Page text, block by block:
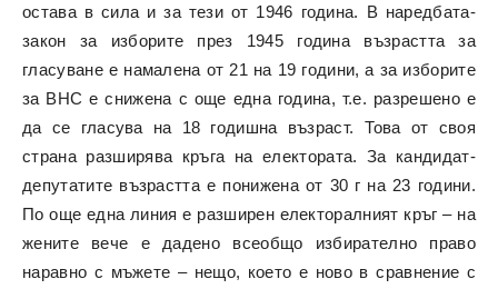
остава в сила и за тези от 1946 година. В наредбата-
закон за изборите през 1945 година възрастта за
гласуване е намалена от 21 на 19 години, а за изборите
за ВНС е снижена с още една година, т.е. разрешено е
да се гласува на 18 годишна възраст. Това от своя
страна разширява кръга на електората. За кандидат-
депутатите възрастта е понижена от 30 г на 23 години.
По още една линия е разширен електоралният кръг – на
жените вече е дадено всеобщо избирателно право
наравно с мъжете – нещо, което е ново в сравнение с